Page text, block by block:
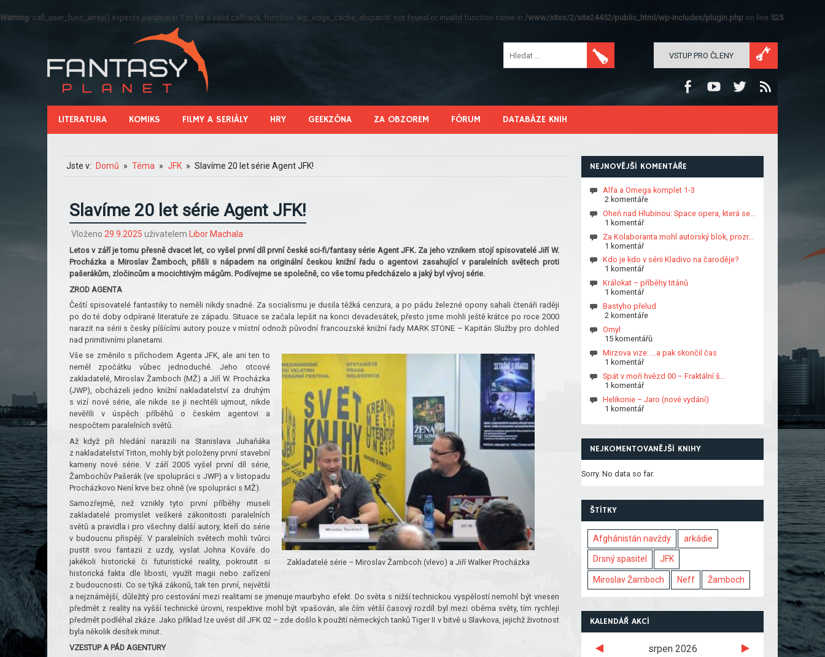
Warning: call_user_func_array() expects parameter 1 to be a valid callback, function 'wp_edge_cache_dispatch' not found or invalid function name in /www/sites/2/site24452/public_html/wp-includes/plugin.php on line 525
VSTUP PRO ČLENY
LITERATURA KOMIKS FILMY A SERIÁLY HRY GEEKZÓNA ZA OBZOREM FÓRUM DATABÁZE KNIH
Jste v: Domů Téma JFK Slavíme 20 let série Agent JFK!
Slavíme 20 let série Agent JFK!
Vloženo 29.9.2025 uživatelem Libor Machala
Letos v září je tomu přesně dvacet let, co vyšel první díl první české sci-fi/fantasy série Agent JFK. Za jeho vznikem stojí spisovatelé Jiří W.
Procházka a Miroslav Žamboch, přišli s nápadem na originální českou knižní řadu o agentovi zasahující v paralelních světech proti
pašerákům, zločincům a mocichtivým mágům. Podívejme se společně, co vše tomu předcházelo a jaký byl vývoj série.
ZROD AGENTA
Čeští spisovatelé fantastiky to neměli nikdy snadné. Za socialismu je dusila těžká cenzura, a po pádu železné opony sahali čtenáři raději
po do té doby odpírané literatuře ze západu. Situace se začala lepšit na konci devadesátek, přesto jsme mohli ještě krátce po roce 2000
narazit na sérii s česky píšícími autory pouze v místní odnoži původní francouzské knižní řady MARK STONE – Kapitán Služby pro dohled
nad primitivními planetami.
Zakladatelé série – Miroslav Žambcoh (vlevo) a Jiří Walker Procházka
Vše se změnilo s příchodem Agenta JFK, ale ani ten to
neměl zpočátku vůbec jednoduché. Jeho otcové
zakladatelé, Miroslav Žamboch (MŽ) a Jiří W. Procházka
(JWP), obcházeli jedno knižní nakladatelství za druhým
s vizí nové série, ale nikde se ji nechtěli ujmout, nikde
nevěřili v úspěch příběhů o českém agentovi a
nespočtem paralelních světů.
Až když při hledání narazili na Stanislava Juhaňáka
z nakladatelství Triton, mohly být položeny první stavební
kameny nové série. V září 2005 vyšel první díl série,
Žambochův Pašerák (ve spolupráci s JWP) a v listopadu
Procházkovo Není krve bez ohně (ve spolupráci s MŽ).
Samozřejmě, než vznikly tyto první příběhy museli
zakladatelé promyslet veškeré zákonitosti paralelních
světů a pravidla i pro všechny další autory, kteří do série
v budoucnu přispějí. V paralelních světech mohli tvůrci
pustit svou fantazii z uzdy, vyslat Johna Kováře do
jakékoli historické či futuristické reality, pokroutit si
historická fakta dle libosti, využít magii nebo zařízení
z budoucnosti. Co se týká zákonů, tak ten první, největší
a nejznámější, důležitý pro cestování mezi realitami se jmenuje maurbyho efekt. Do světa s nižší technickou vyspělostí nemohl být vnesen
předmět z reality na vyšší technické úrovni, respektive mohl být vpašován, ale čím větší časový rozdíl byl mezi oběma světy, tím rychleji
předmět podléhal zkáze. Jako příklad lze uvést díl JFK 02 – zde došlo k použití německých tanků Tiger II v bitvě u Slavkova, jejichž životnost
byla několik desítek minut.
VZESTUP A PÁD AGENTURY
NEJNOVĚJŠÍ KOMENTÁŘE
Alfa a Omega komplet 1-3
2 komentáře
Oheň nad Hlubinou: Space opera, která se…
1 komentář
Za Kolaboranta mohl autorský blok, prozr…
1 komentář
Kdo je kdo v sérii Kladivo na čaroděje?
1 komentář
Králokat – příběhy titánů
1 komentář
Bastyho přelud
2 komentáře
Omyl
15 komentářů
Mirzova vize: …a pak skončil čas
1 komentář
Spát v moři hvězd 00 – Fraktální š…
1 komentář
Helikonie – Jaro (nové vydání)
1 komentář
NEJKOMENTOVANĚJŠÍ KNIHY
Sorry. No data so far.
ŠTÍTKY
Afghánistán navždy arkádie
Drsný spasitel JFK
Miroslav Žamboch Neff Žamboch
KALENDÁŘ AKCÍ
srpen 2026